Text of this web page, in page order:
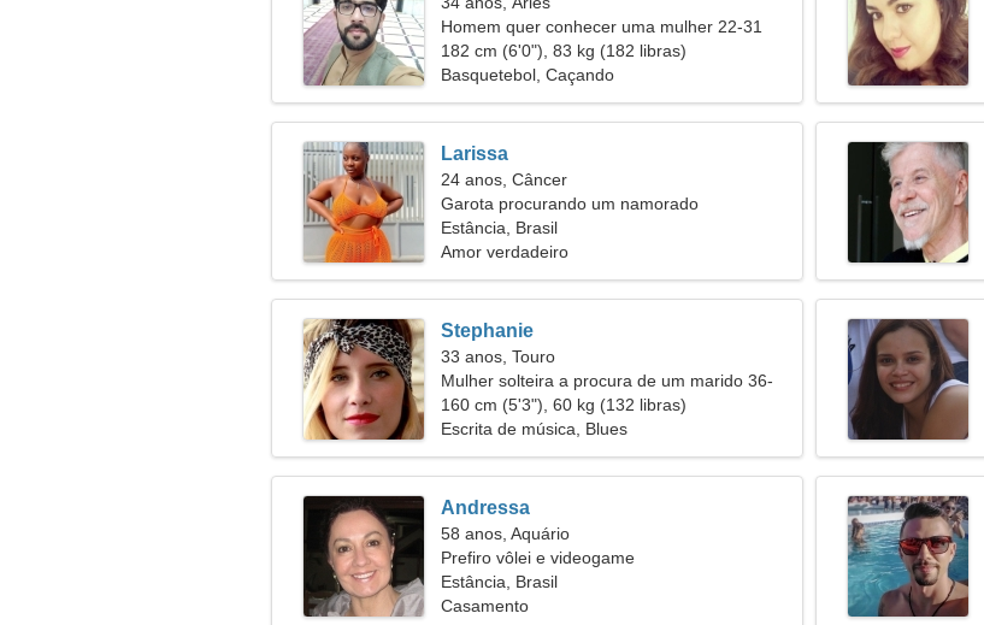
Homem quer conhecer uma mulher 22-31
182 cm (6'0"), 83 kg (182 libras)
Basquetebol, Caçando
Larissa
24 anos, Câncer
Garota procurando um namorado
Estância, Brasil
Amor verdadeiro
Stephanie
33 anos, Touro
Mulher solteira a procura de um marido 36-
45
160 cm (5'3"), 60 kg (132 libras)
Escrita de música, Blues
Andressa
58 anos, Aquário
Prefiro vôlei e videogame
Estância, Brasil
Casamento